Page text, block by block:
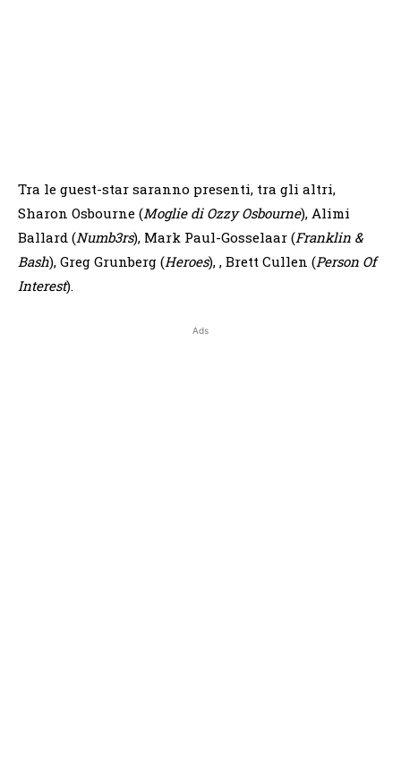
Tra le guest-star saranno presenti, tra gli altri,
Sharon Osbourne (Moglie di Ozzy Osbourne), Alimi
Ballard (Numb3rs), Mark Paul-Gosselaar (Franklin &
Bash), Greg Grunberg (Heroes), , Brett Cullen (Person Of
Interest).
Ads